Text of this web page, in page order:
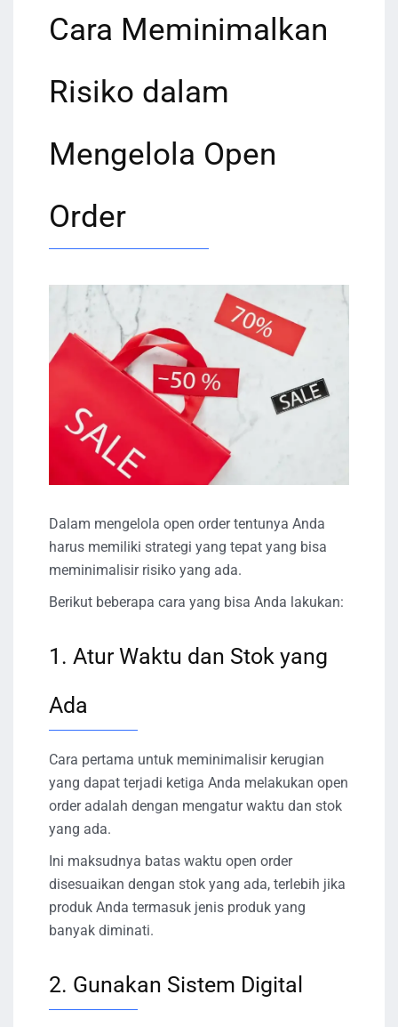
Cara Meminimalkan
Risiko dalam
Mengelola Open
Order
Dalam mengelola open order tentunya Anda
harus memiliki strategi yang tepat yang bisa
meminimalisir risiko yang ada.
Berikut beberapa cara yang bisa Anda lakukan:
1. Atur Waktu dan Stok yang
Ada
Cara pertama untuk meminimalisir kerugian
yang dapat terjadi ketiga Anda melakukan open
order adalah dengan mengatur waktu dan stok
yang ada.
Ini maksudnya batas waktu open order
disesuaikan dengan stok yang ada, terlebih jika
produk Anda termasuk jenis produk yang
banyak diminati.
2. Gunakan Sistem Digital